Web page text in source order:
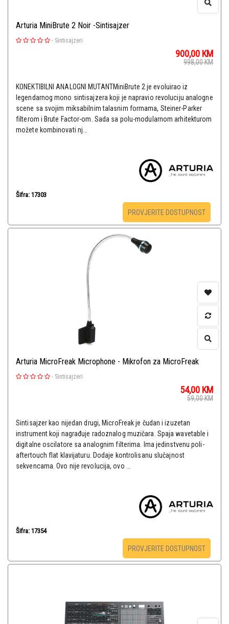
Arturia MiniBrute 2 Noir -Sintisajzer
- Sintisajzeri
900,00 KM
998,00KM
KONEKTIBILNI ANALOGNI MUTANTMiniBrute 2 je evoluirao iz
legendarnog mono sintisajzera koji je napravio revoluciju analogne
scene sa svojim miksabilnim talasnim formama, Steiner-Parker
filterom i Brute Factor-om. Sada sa polu-modularnom arhitekturom
možete kombinovati nj...
Šifra: 17303
PROVJERITE DOSTUPNOST
Arturia MicroFreak Microphone - Mikrofon za MicroFreak
- Sintisajzeri
54,00 KM
59,00KM
Sintisajzer kao nijedan drugi, MicroFreak je čudan i izuzetan
instrument koji nagrađuje radoznalog muzičara. Spaja wavetable i
digitalne oscilatore sa analognim filterima. Ima jedinstvenu poli-
aftertouch flat klavijaturu. Dodaje kontrolisanu slučajnost
sekvencama. Ovo nije revolucija, ovo ...
Šifra: 17354
PROVJERITE DOSTUPNOST